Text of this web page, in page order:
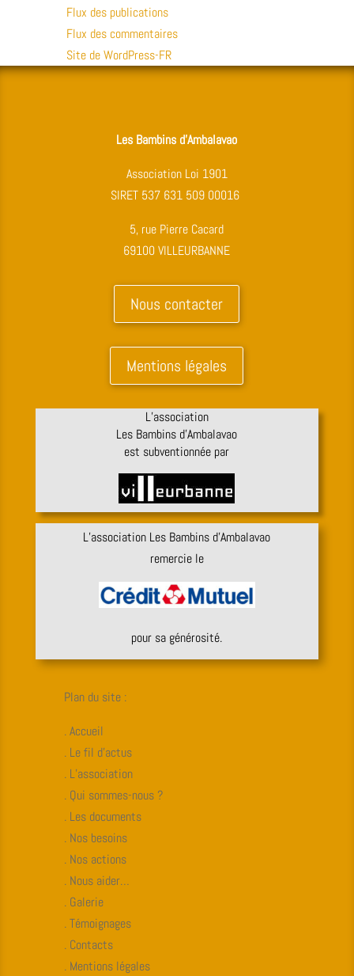
Flux des publications
Flux des commentaires
Site de WordPress-FR
Les Bambins d’Ambalavao
Association Loi 1901
SIRET 537 631 509 00016
5, rue Pierre Cacard
69100 VILLEURBANNE
Nous contacter
Mentions légales
L’association
Les Bambins d’Ambalavao
est subventionnée par
L’association Les Bambins d’Ambalavao
remercie le
pour sa générosité.
Plan du site :
. Accueil
. Le fil d’actus
. L’association
. Qui sommes-nous ?
. Les documents
. Nos besoins
. Nos actions
. Nous aider…
. Galerie
. Témoignages
. Contacts
. Mentions légales